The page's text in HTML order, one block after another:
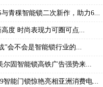
青稞智能锁二次新作，助力6...
度 时尚表现力可圈可点...
”会不会是智能锁行业的...
尔固智能锁高铁广告强势来...
智能门锁惊艳亮相亚洲消费电...